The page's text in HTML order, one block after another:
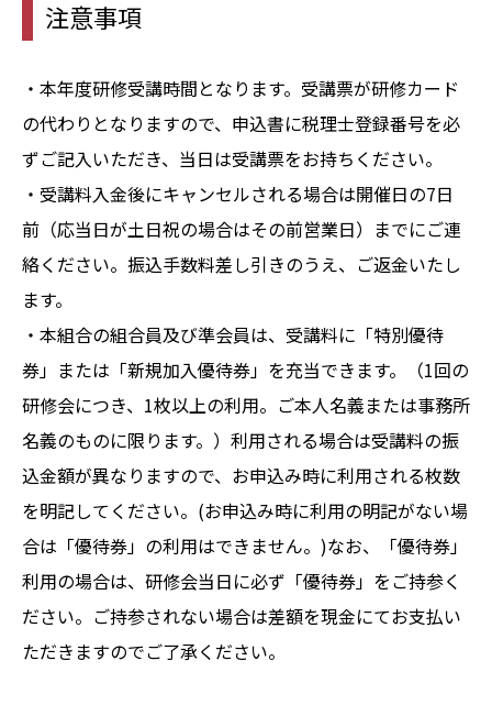
注意事項
・本年度研修受講時間となります。受講票が研修カード
の代わりとなりますので、申込書に税理士登録番号を必
ずご記入いただき、当日は受講票をお持ちください。
・受講料入金後にキャンセルされる場合は開催日の7日
前（応当日が土日祝の場合はその前営業日）までにご連
絡ください。振込手数料差し引きのうえ、ご返金いたし
ます。
・本組合の組合員及び準会員は、受講料に「特別優待
券」または「新規加入優待券」を充当できます。（1回の
研修会につき、1枚以上の利用。ご本人名義または事務所
名義のものに限ります。）利用される場合は受講料の振
込金額が異なりますので、お申込み時に利用される枚数
を明記してください。(お申込み時に利用の明記がない場
合は「優待券」の利用はできません。)なお、「優待券」
利用の場合は、研修会当日に必ず「優待券」をご持参く
ださい。ご持参されない場合は差額を現金にてお支払い
ただきますのでご了承ください。